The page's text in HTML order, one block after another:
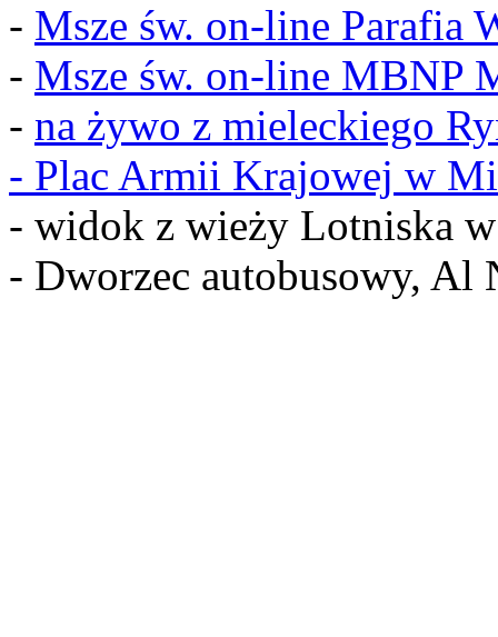
- Msze św. on-line Parafia
- Msze św. on-line MBNP
- na żywo z mieleckiego
- Plac Armii Krajowej w
- widok z wieży Lotniska
- Dworzec autobusowy, Al